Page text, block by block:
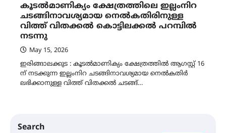
കൂടൽമാണിക്യം ക്ഷേത്രത്തിലെ ഇല്ലംനിറ
ചടങ്ങിനാവശ്യമായ നെൽകതിരിനുള്ള
വിത്ത് വിതക്കൽ കൊട്ടിലക്കൽ പറമ്പിൽ
നടന്നു
May 15, 2026
ഇരിങ്ങാലക്കുട : കൂടൽമാണിക്യം ക്ഷേത്രത്തിൽ ആഗസ്റ്റ് 16
ന് നടക്കുന്ന ഇല്ലംനിറ ചടങ്ങിനാവശ്യമായ നെൽകതിർ
ലഭിക്കാനുള്ള വിത്ത് വിതക്കൽ ചടങ്ങ്…
Search